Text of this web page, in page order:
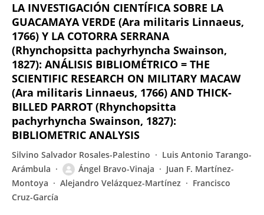
LA INVESTIGACIÓN CIENTÍFICA SOBRE LA
GUACAMAYA VERDE (Ara militaris Linnaeus,
1766) Y LA COTORRA SERRANA
(Rhynchopsitta pachyrhyncha Swainson,
1827): ANÁLISIS BIBLIOMÉTRICO = THE
SCIENTIFIC RESEARCH ON MILITARY MACAW
(Ara militaris Linnaeus, 1766) AND THICK-
BILLED PARROT (Rhynchopsitta
pachyrhyncha Swainson, 1827):
BIBLIOMETRIC ANALYSIS
Silvino Salvador Rosales-Palestino
Luis Antonio Tarango-
Arámbula
Ángel Bravo-Vinaja
Juan F. Martínez-
Montoya
Alejandro Velázquez-Martínez
Francisco
Cruz-García